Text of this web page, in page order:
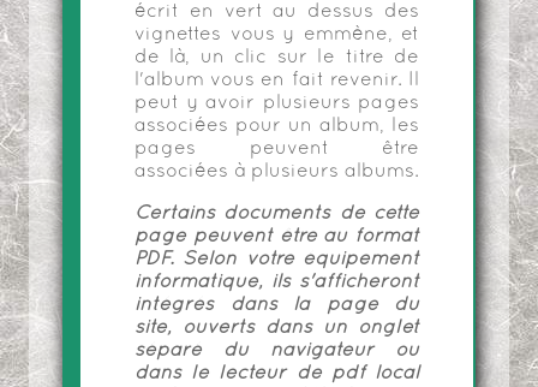
écrit en vert au dessus des
vignettes vous y emmène, et
de là, un clic sur le titre de
l'album vous en fait revenir. Il
peut y avoir plusieurs pages
associées pour un album, les
pages peuvent être
associées à plusieurs albums.
Certains documents de cette
page peuvent être au format
PDF. Selon votre équipement
informatique, ils s'afficheront
intégrés dans la page du
site, ouverts dans un onglet
séparé du navigateur ou
dans le lecteur de pdf local